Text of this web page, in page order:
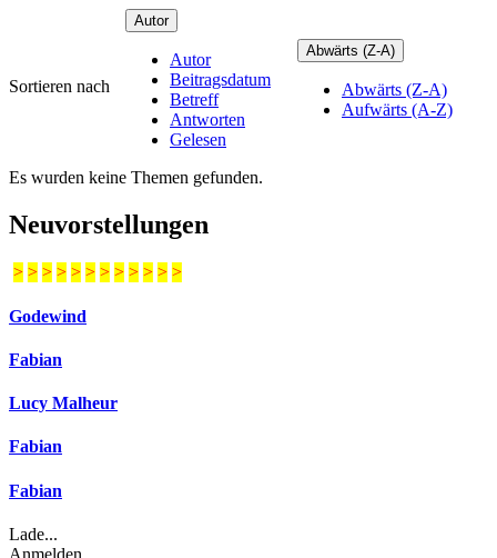
Sortieren nach
Autor
Autor
Beitragsdatum
Betreff
Antworten
Gelesen
Abwärts (Z-A)
Abwärts (Z-A)
Aufwärts (A-Z)
Es wurden keine Themen gefunden.
Neuvorstellungen
> > > > > > > > > > > >
Godewind
Fabian
Lucy Malheur
Fabian
Fabian
Lade...
Anmelden